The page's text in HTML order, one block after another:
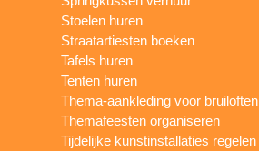
Stoelen huren
Straatartiesten boeken
Tafels huren
Tenten huren
Thema-aankleding voor bruiloften
Themafeesten organiseren
Tijdelijke kunstinstallaties regelen